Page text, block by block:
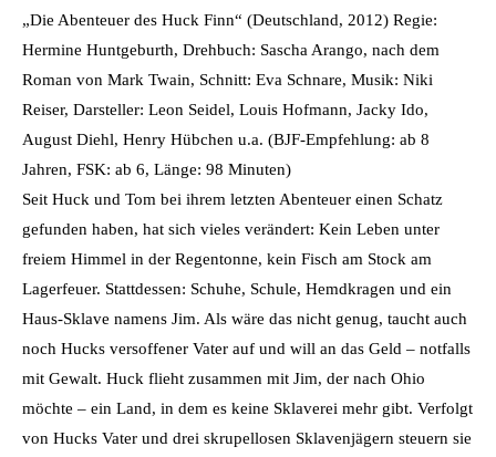
„Die Abenteuer des Huck Finn“ (Deutschland, 2012) Regie:
Hermine Huntgeburth, Drehbuch: Sascha Arango, nach dem
Roman von Mark Twain, Schnitt: Eva Schnare, Musik: Niki
Reiser, Darsteller: Leon Seidel, Louis Hofmann, Jacky Ido,
August Diehl, Henry Hübchen u.a. (BJF-Empfehlung: ab 8
Jahren, FSK: ab 6, Länge: 98 Minuten)
Seit Huck und Tom bei ihrem letzten Abenteuer einen Schatz
gefunden haben, hat sich vieles verändert: Kein Leben unter
freiem Himmel in der Regentonne, kein Fisch am Stock am
Lagerfeuer. Stattdessen: Schuhe, Schule, Hemdkragen und ein
Haus-Sklave namens Jim. Als wäre das nicht genug, taucht auch
noch Hucks versoffener Vater auf und will an das Geld – notfalls
mit Gewalt. Huck flieht zusammen mit Jim, der nach Ohio
möchte – ein Land, in dem es keine Sklaverei mehr gibt. Verfolgt
von Hucks Vater und drei skrupellosen Sklavenjägern steuern sie